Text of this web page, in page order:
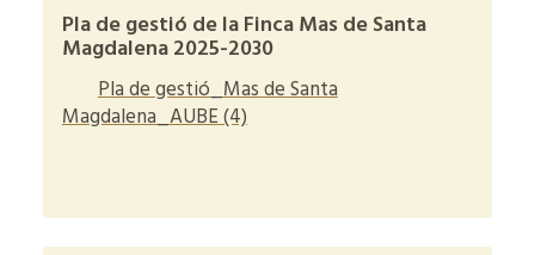
Pla de gestió de la Finca Mas de Santa
Magdalena 2025-2030
Pla de gestió_Mas de Santa
Magdalena_AUBE (4)